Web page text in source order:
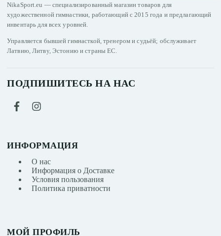
NikaSport.eu — специализированный магазин товаров для
художественной гимнастики, работающий с 2015 года и предлагающий
инвентарь для всех уровней.
Управляется бывшей гимнасткой, тренером и судьёй; обслуживает
Латвию, Литву, Эстонию и страны ЕС.
ПОДПИШИТЕСЬ НА НАС
ИНФОРМАЦИЯ
О нас
Информация о Доставке
Условия пользования
Политика приватности
МОЙ ПРОФИЛЬ